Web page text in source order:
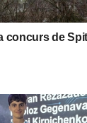
concurs de